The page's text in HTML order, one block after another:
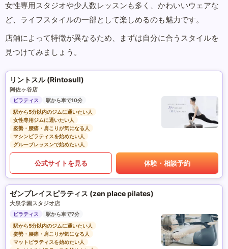
女性専用スタジオや少人数レッスンも多く、かわいいウェアな
ど、ライフスタイルの一部として楽しめるのも魅力です。
店舗によって特徴が異なるため、まずは自分に合うスタイルを
見つけてみましょう。
リントスル (Rintosull)
阿佐ヶ谷店
ピラティス
駅から車で10分
駅から5分以内のジムに通いたい人
女性専用ジムに通いたい人
姿勢・腰痛・肩こりが気になる人
マシンピラティスを始めたい人
グループレッスンで始めたい人
公式サイトを見る 体験・相談予約
ゼンプレイスピラティス (zen place pilates)
大泉学園スタジオ店
ピラティス
駅から車で7分
駅から5分以内のジムに通いたい人
姿勢・腰痛・肩こりが気になる人
マットピラティスを始めたい人